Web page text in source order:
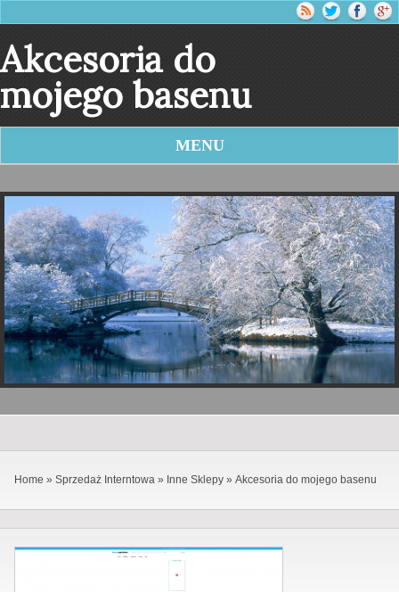
Akcesoria do
mojego basenu
MENU
Home » Sprzedaż Interntowa » Inne Sklepy » Akcesoria do mojego basenu